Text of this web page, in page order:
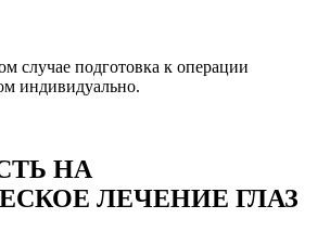
случае подготовка к операции
индивидуально.
НА
ЛЕЧЕНИЕ ГЛАЗ